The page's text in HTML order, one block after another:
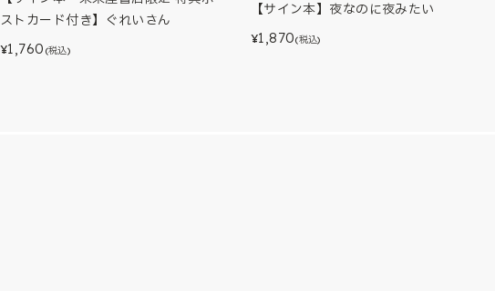
ストカード付き】ぐれいさん
¥1,760 (税込)
【サイン本】夜なのに夜みたい
¥1,870(税込)